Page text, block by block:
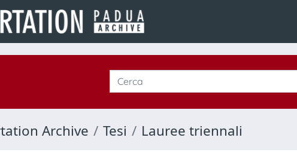
Archive Tesi Lauree triennali